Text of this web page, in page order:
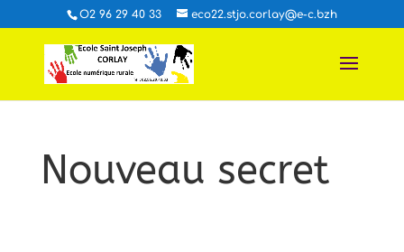
O2 96 29 40 33 eco22.stjo.corlay@e-c.bzh
Nouveau secret